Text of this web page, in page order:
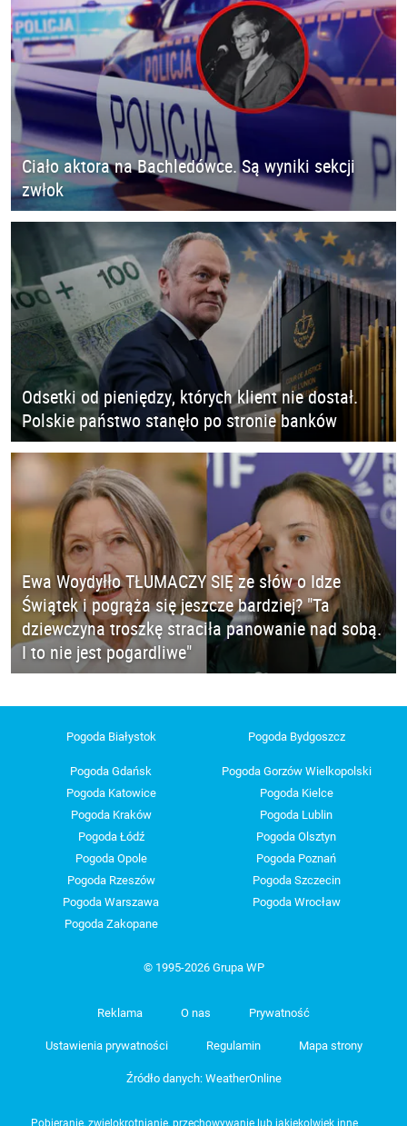
Ciało aktora na Bachledówce. Są wyniki sekcji
zwłok
Odsetki od pieniędzy, których klient nie dostał.
Polskie państwo stanęło po stronie banków
Ewa Woydyłło TŁUMACZY SIĘ ze słów o Idze
Świątek i pogrąża się jeszcze bardziej? "Ta
dziewczyna troszkę straciła panowanie nad sobą.
I to nie jest pogardliwe"
Pogoda Białystok Pogoda Bydgoszcz
Pogoda Gdańsk
Pogoda Gorzów Wielkopolski
Pogoda Katowice
Pogoda Kielce
Pogoda Kraków
Pogoda Lublin
Pogoda Łódź
Pogoda Olsztyn
Pogoda Opole
Pogoda Poznań
Pogoda Rzeszów
Pogoda Szczecin
Pogoda Warszawa
Pogoda Wrocław
Pogoda Zakopane
© 1995-2026 Grupa WP
Reklama O nas Prywatność
Ustawienia prywatności Regulamin Mapa strony
Źródło danych: WeatherOnline
Pobieranie, zwielokrotnianie, przechowywanie lub jakiekolwiek inne